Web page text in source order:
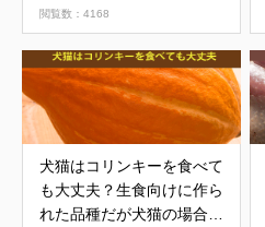
閲覧数：4168
犬猫はコリンキーを食べて
も大丈夫？生食向けに作ら
れた品種だが犬猫の場合は